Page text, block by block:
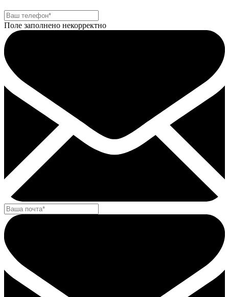
Поле заполнено некорректно